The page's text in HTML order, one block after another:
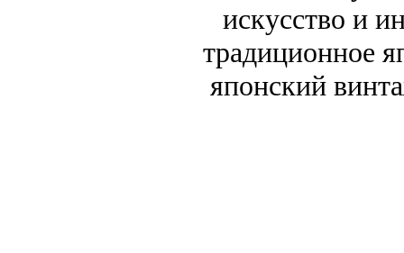
искусство и
традиционное
японский